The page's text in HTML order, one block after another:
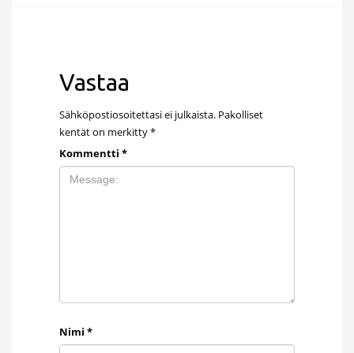
Vastaa
Sähköpostiosoitettasi ei julkaista. Pakolliset
kentät on merkitty*
Kommentti *
Nimi *